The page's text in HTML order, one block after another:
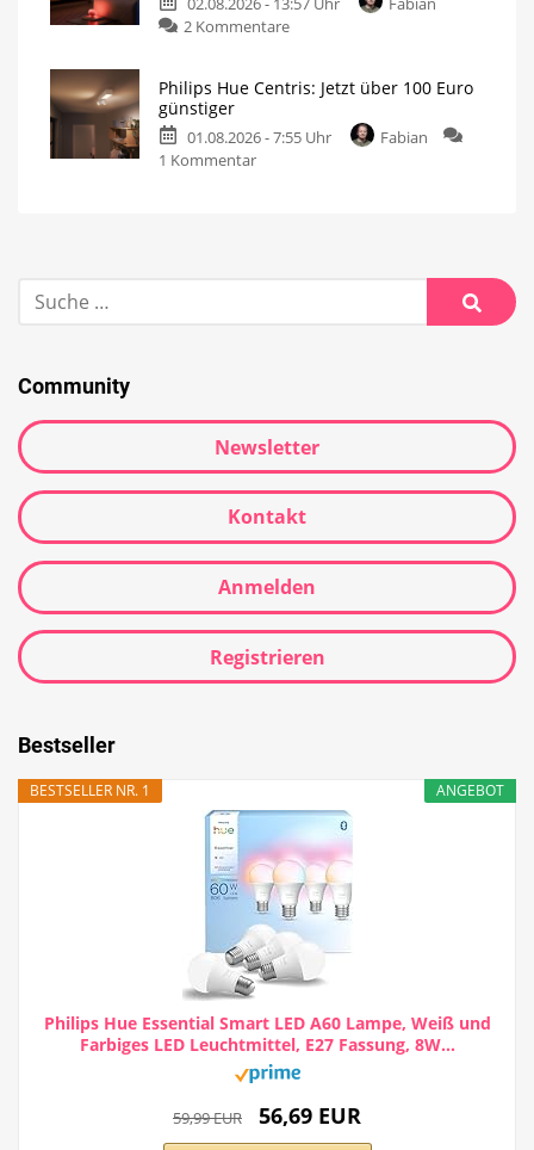
2 Kommentare
Philips Hue Centris: Jetzt über 100 Euro
günstiger
01.08.2026 - 7:55 Uhr
Fabian
1 Kommentar
Community
Newsletter
Kontakt
Anmelden
Registrieren
Bestseller
ANGEBOT
BESTSELLER NR. 1
Philips Hue Essential Smart LED A60 Lampe, Weiß und
Farbiges LED Leuchtmittel, E27 Fassung, 8W...
59,99 EUR 56,69 EUR